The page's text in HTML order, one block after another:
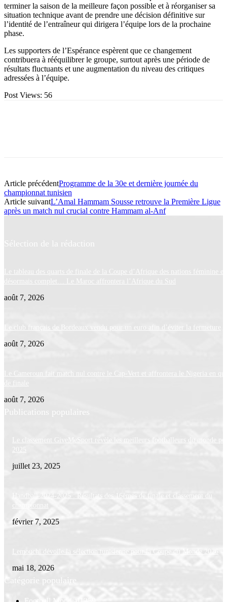
terminer la saison de la meilleure façon possible et à réorganiser sa
situation technique avant de prendre une décision définitive sur
l’identité de l’entraîneur qui dirigera l’équipe lors de la prochaine
phase.
Les supporters de l’Espérance espèrent que ce changement
contribuera à rééquilibrer le groupe, surtout après une période de
résultats fluctuants et une augmentation du niveau des critiques
adressées à l’équipe.
Post Views: 56
Article précédentProgramme de la 30e et dernière journée du
championnat tunisien
Article suivantL’Amal Hammam Sousse retrouve la Première Ligue
après un match nul crucial contre Hammam al-Anf
Sélection de la rédaction
Le tableau des quarts de finale de la Coupe d’Afrique des nations féminine
désormais complet… Le Maroc affrontera l’Afrique du Sud
août 7, 2026
Le club français de Bordeaux vendu pour un euro afin d’éviter la fermeture
août 7, 2026
Le Cameroun fait match nul contre le Cap-Vert et affrontera le Nigeria en
de finale
août 7, 2026
Publications populaires
Le classement GiveMeSport révèle les meilleurs footballeurs du monde
juillet 23, 2025
Handball 2024-2025 : Résultats des 16èmes de finale et classement du
championnat
février 7, 2025
Lemouchi dévoile la sélection tunisienne pour la Coupe du Monde 2026
mai 18, 2026
Catégorie populaire